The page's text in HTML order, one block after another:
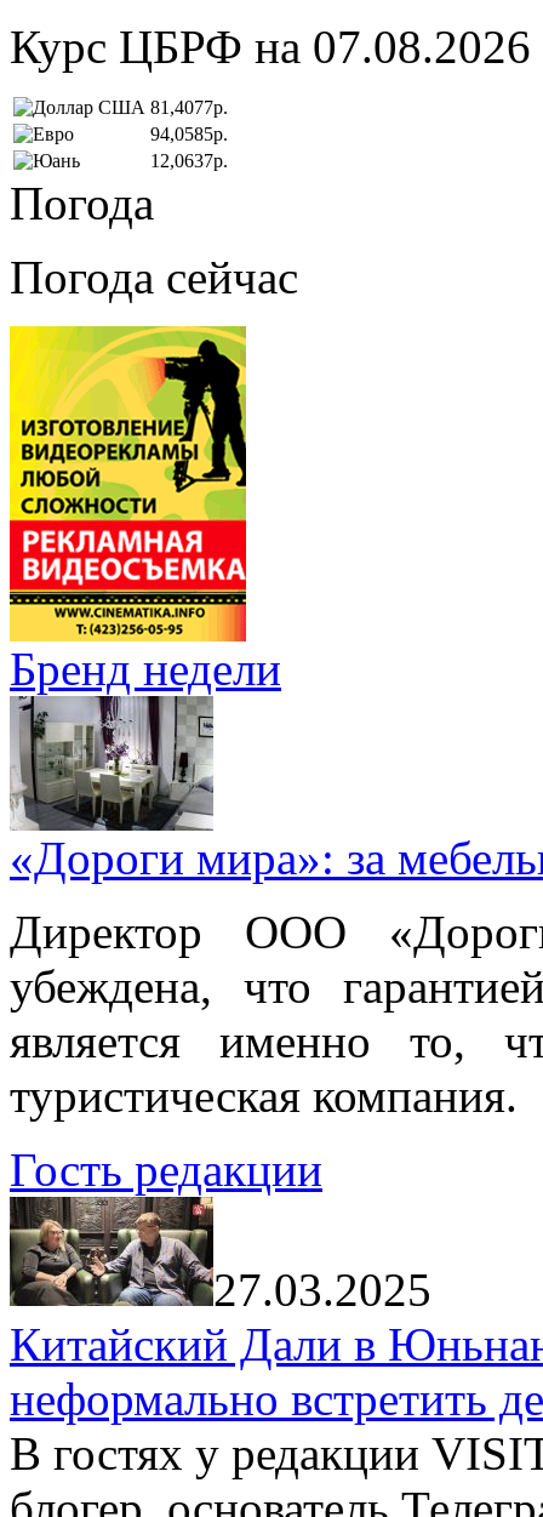
Курс ЦБРФ на 07.08.2026
81,4077р.
94,0585р.
12,0637р.
Погода
Погода сейчас
Бренд недели
«Дороги мира»: за
Директор ООО
убеждена, что
является именно то,
туристическая компания.
Гость редакции
27.03.2025
Китайский Дали в
неформально встретить
В гостях у редакции